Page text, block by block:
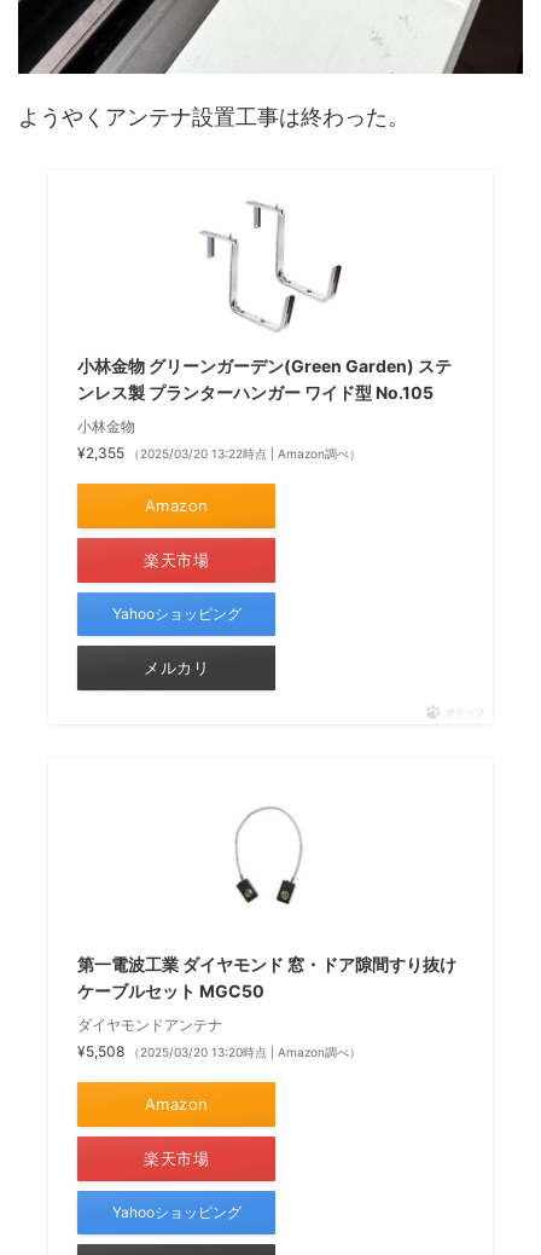
ようやくアンテナ設置工事は終わった。
小林金物 グリーンガーデン(Green Garden) ステ
ンレス製 プランターハンガー ワイド型 No.105
小林金物
¥2,355
（2025/03/20 13:22時点 | Amazon調べ）
Amazon
楽天市場
Yahooショッピング
メルカリ
ポチップ
第一電波工業 ダイヤモンド 窓・ドア隙間すり抜け
ケーブルセット MGC50
ダイヤモンドアンテナ
¥5,508
（2025/03/20 13:20時点 | Amazon調べ）
Amazon
楽天市場
Yahooショッピング